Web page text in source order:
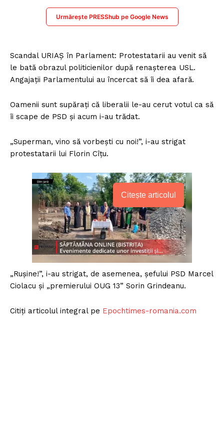
Urmărește PRESShub pe Google News
Scandal URIAŞ în Parlament: Protestatarii au venit să
le bată obrazul politicienilor după renaşterea USL.
Angajaţii Parlamentului au încercat să îi dea afară.
Oamenii sunt supăraţi că liberalii le-au cerut votul ca să
îi scape de PSD şi acum i-au trădat.
„Superman, vino să vorbeşti cu noi!”, i-au strigat
protestatarii lui Florin Cîţu.
Citește articolul
„Ruşine!”, i-au strigat, de asemenea, şefului PSD Marcel
Ciolacu şi „premierului OUG 13” Sorin Grindeanu.
Citiți articolul integral pe Epochtimes-romania.com